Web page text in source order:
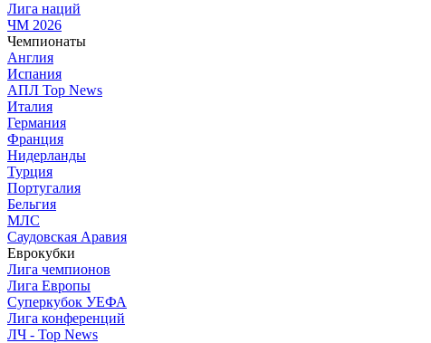
Лига наций
ЧМ 2026
Чемпионаты
Англия
Испания
АПЛ Top News
Италия
Германия
Франция
Нидерланды
Турция
Португалия
Бельгия
МЛС
Саудовская Аравия
Еврокубки
Лига чемпионов
Лига Европы
Суперкубок УЕФА
Лига конференций
ЛЧ - Top News